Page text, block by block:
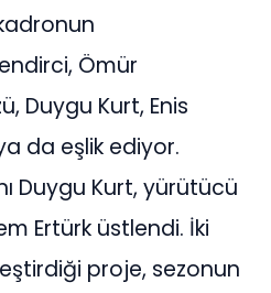
Ömür
Duygu Kurt, Enis
da eşlik ediyor.
Duygu Kurt, yürütücü
Ertürk üstlendi. İki
proje, sezonun